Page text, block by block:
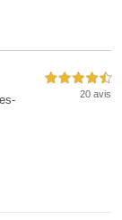
4,5 étoiles sur 5
20 avis